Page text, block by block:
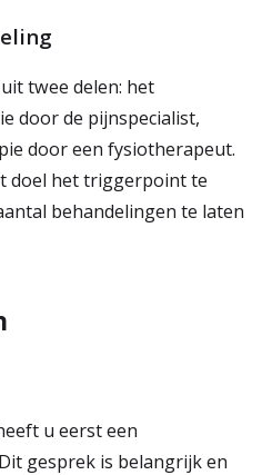
twee delen: het
door de pijnspecialist,
door een fysiotherapeut.
doel het triggerpoint te
behandelingen te laten
u eerst een
gesprek is belangrijk en